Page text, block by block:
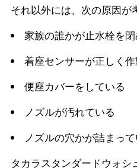
それ以外には、次の原因が
家族の誰かが止水栓を
着座センサーが正しく
便座カバーをしている
ノズルが汚れている
ノズルの穴かが詰まっ
タカラスタンダードウォシ